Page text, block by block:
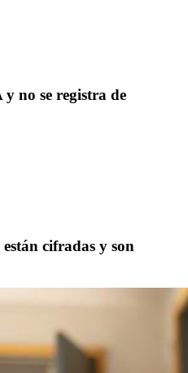
no se registra de
cifradas y son